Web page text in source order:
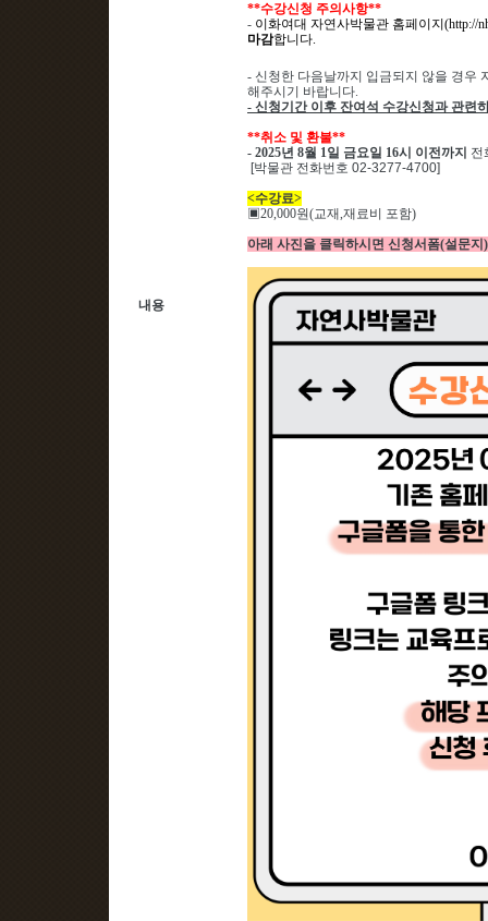
내용
**수강신청 주의사항**
- 이화여대 자연사박물관 홈페이지 (http://
마감합니다.
- 신청한 다음날까지 입금되지 않을 경우
해주시기 바랍니다.
- 신청기간 이후 잔여석 수강신청과 관련
**취소 및 환불**
- 2025년 8월 1일 금요일 16시 이전까지 전
[박물관 전화번호 02-3277-4700]
<수강료>
▣20,000원(교재,재료비 포함)
아래 사진을 클릭하시면 신청서폼(설문